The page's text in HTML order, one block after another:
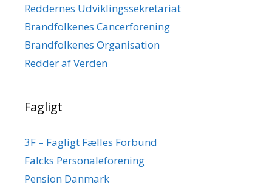
Reddernes Udviklingssekretariat
Brandfolkenes Cancerforening
Brandfolkenes Organisation
Redder af Verden
Fagligt
3F – Fagligt Fælles Forbund
Falcks Personaleforening
Pension Danmark